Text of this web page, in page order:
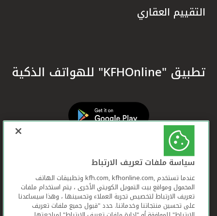
التقييم العقاري
تطبيق "KFHOnline" للهواتف الذكية
سياسة ملفات تعريف الارتباط
عندما تستخدم ,kfh.com, kfhonline.com وتطبيقات الهاتف
المحمول ومواقع بيت التمويل الكويتي الأخرى ، يتم استخدام ملفات
تعريف الارتباط لتخصيص تجربة العملاء وتحسينها ، وهذا سيساعدنا
على تحسين منتجاتنا وخدماتنا. حدد "قبول جميع ملفات تعريف